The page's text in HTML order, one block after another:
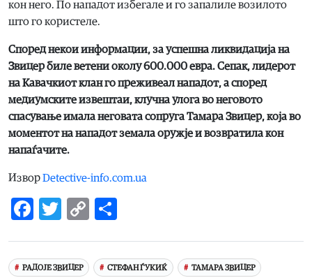
кон него. По нападот избегале и го запалиле возилото
што го користеле.
Според некои информации, за успешна ликвидација на
Звицер биле ветени околу 600.000 евра. Сепак, лидерот
на Кавачкиот клан го преживеал нападот, а според
медиумските извештаи, клучна улога во неговото
спасување имала неговата сопруга Тамара Звицер, која во
моментот на нападот земала оружје и возвратила кон
напаѓачите.
ИзворDetective-info.com.ua
Facebook
Twitter
Copy
РАДОЈЕ ЗВИЦЕР СТЕФАН ЃУКИЌ ТАМАРА ЗВИЦЕР